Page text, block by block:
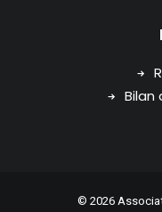
Bilan
© 2026